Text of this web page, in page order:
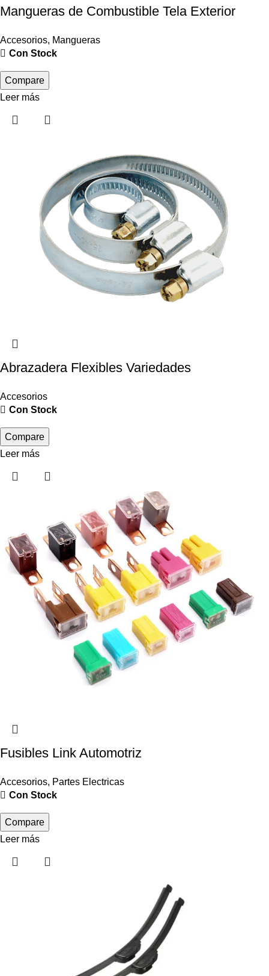
Mangueras de Combustible Tela Exterior
Accesorios, Mangueras
Con Stock
Compare
Leer más
Abrazadera Flexibles Variedades
Accesorios
Con Stock
Compare
Leer más
Fusibles Link Automotriz
Accesorios, Partes Electricas
Con Stock
Compare
Leer más